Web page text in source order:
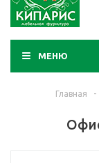
МЕНЮ
Главная -